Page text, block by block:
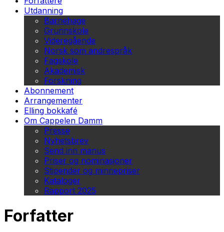
Utdanning
Barnehage
Grunnskole
Videregående
Norsk som andrespråk
Fagskole
Akademisk
Forskning
Abonnement
Arrangementer
Elling bokkafé
Om Cappelen Damm
Presse
Nyhetsbrev
Send inn manus
Priser og nominasjoner
Stipender og minnepriser
Kataloger
Rapport 2025
Forfatter